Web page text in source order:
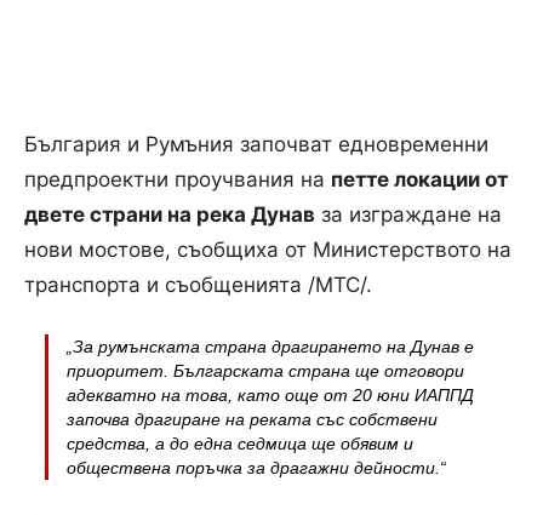
България и Румъния започват едновременни
предпроектни проучвания на петте локации от
двете страни на река Дунав за изграждане на
нови мостове, съобщиха от Министерството на
транспорта и съобщенията /МТС/.
„За румънската страна драгирането на Дунав е
приоритет. Българската страна ще отговори
адекватно на това, като още от 20 юни ИАППД
започва драгиране на реката със собствени
средства, а до една седмица ще обявим и
обществена поръчка за драгажни дейности.“